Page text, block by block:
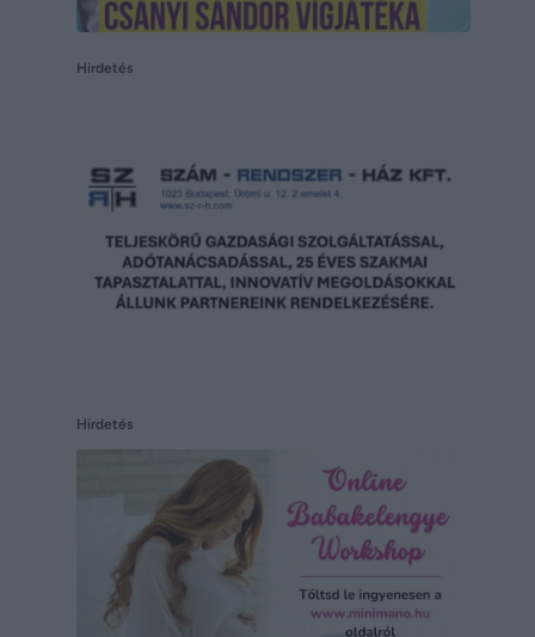
Hirdetés
Hirdetés